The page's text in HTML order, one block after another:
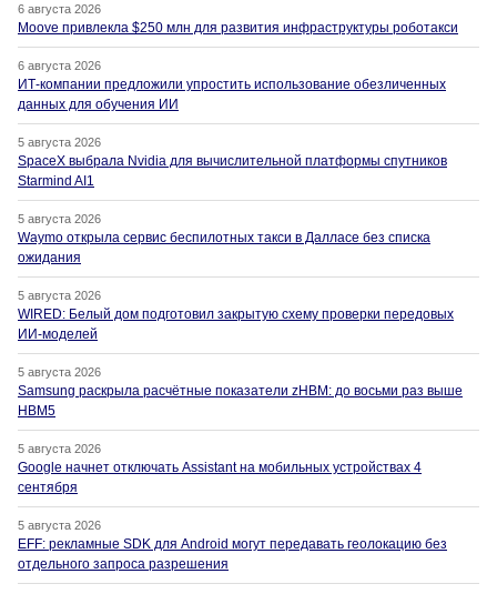
6 августа 2026
Moove привлекла $250 млн для развития инфраструктуры роботакси
6 августа 2026
ИТ-компании предложили упростить использование обезличенных
данных для обучения ИИ
5 августа 2026
SpaceX выбрала Nvidia для вычислительной платформы спутников
Starmind AI1
5 августа 2026
Waymo открыла сервис беспилотных такси в Далласе без списка
ожидания
5 августа 2026
WIRED: Белый дом подготовил закрытую схему проверки передовых
ИИ-моделей
5 августа 2026
Samsung раскрыла расчётные показатели zHBM: до восьми раз выше
HBM5
5 августа 2026
Google начнет отключать Assistant на мобильных устройствах 4
сентября
5 августа 2026
EFF: рекламные SDK для Android могут передавать геолокацию без
отдельного запроса разрешения